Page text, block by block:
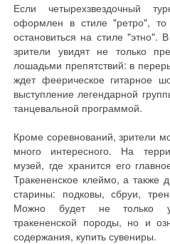
Если четырехзвездочный
оформлен в стиле "ретро",
остановиться на стиле "этно".
зрители увидят не только
лошадьми препятствий: в
ждет феерическое гитарное
выступление легендарной
танцевальной программой.
Кроме соревнований, зрители
много интересного. На
музей, где хранится его
Тракененское клеймо, а также
старины: подковы, сбруи,
Можно будет не только
тракененской породы, но и
содержания, купить сувениры.